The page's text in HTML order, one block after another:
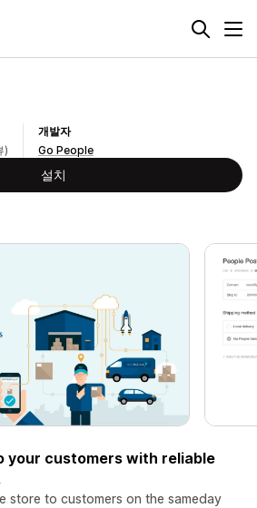
)
개발자
Go People
설치
your customers with reliable
store to customers on the sameday